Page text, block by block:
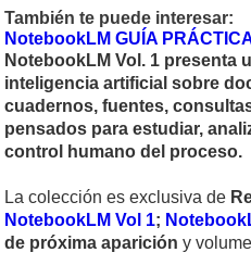
También te puede interesar:
NotebookLM GUÍA
NotebookLM Vol. 1 presenta
inteligencia artificial sobre
cuadernos, fuentes,
pensados para estudiar,
control humano del proceso.
La colección es exclusiva de
NotebookLM Vol 1;
de próxima aparición y